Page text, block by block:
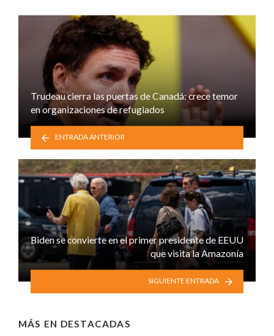
Trudeau cierra las puertas de Canadá: crece temor
en organizaciones de refugiados
ENTRADA ANTERIOR
Biden se convierte en el primer presidente de EEUU
que visita la Amazonía
SIGUIENTE ENTRADA
MÁS EN DESTACADAS